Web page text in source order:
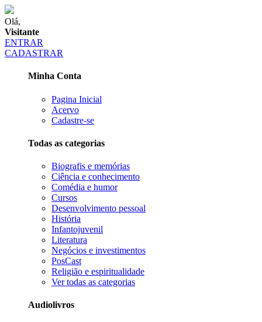
Olá,
Visitante
ENTRAR
CADASTRAR
Minha Conta
Pagina Inicial
Acervo
Cadastre-se
Todas as categorias
Biografis e memórias
Ciência e conhecimento
Comédia e humor
Cursos
Desenvolvimento pessoal
História
Infantojuvenil
Literatura
Negócios e investimentos
PosCast
Religião e espiritualidade
Ver todas as categorias
Audiolivros